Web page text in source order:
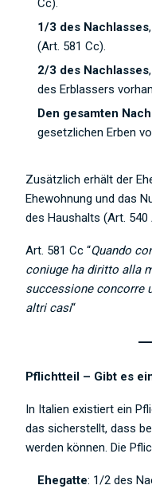
Cc).
1/3 des Nachlasses
(Art. 581 Cc).
2/3 des Nachlasses
des Erblassers
Den gesamten
gesetzlichen Erben
Zusätzlich erhält der
Ehewohnung und das
des Haushalts (Art. 540
Art. 581 Cc “Quando
coniuge ha diritto alla
successione concorre
altri casi“
Pflichtteil – Gibt es
In Italien existiert ein
das sicherstellt, dass
werden können. Die
Ehegatte: 1/2 des